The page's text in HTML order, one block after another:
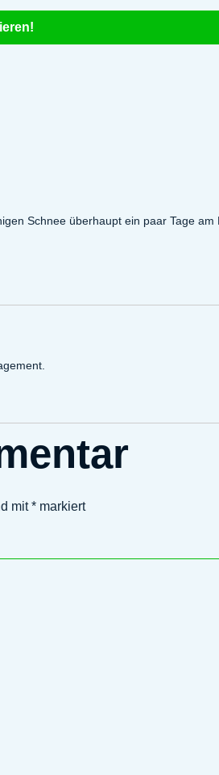
Schnee überhaupt ein paar Tage
mit* markiert